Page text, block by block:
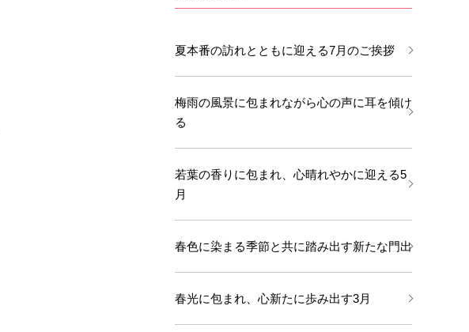
夏本番の訪れとともに迎える7月のご挨拶
梅雨の風景に包まれながら心の声に耳を傾け
る
若葉の香りに包まれ、心晴れやかに迎える5
月
春色に染まる季節と共に踏み出す新たな門出
春光に包まれ、心新たに歩み出す3月